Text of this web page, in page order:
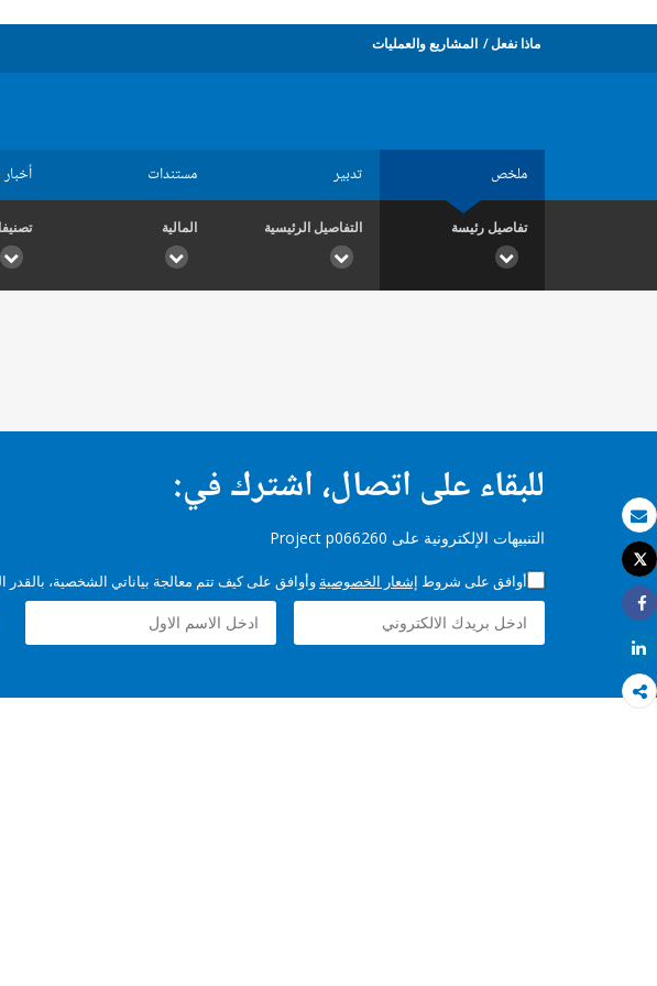
بريد الكتروني
طباعة
Tweet
Share
Share
ماذا نفعل المشاريع والعمليات
ملخص تدبير مستندات
تفاصيل رئيسة التفاصيل الرئيسية المالية
للبقاء على اتصال، اشترك في:
التنبيهات الإلكترونية على Project p066260
أوافق على شروط إشعار الخصوصية وأوافق على كيف تتم معالجة بياناتي الشخصية، بالقدر